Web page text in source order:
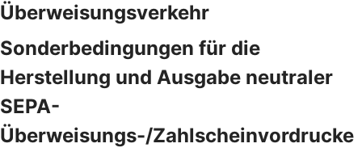
Überweisungsverkehr
Sonderbedingungen für die
Herstellung und Ausgabe neutraler
SEPA-
Überweisungs-/Zahlscheinvordrucke